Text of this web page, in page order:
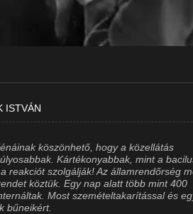
ISTVÁN
köszönhető, hogy a közellátás
Kártékonyabbak, mint a
reakciót szolgálják! Az államrendőrség
köztük. Egy nap alatt több mint 400
Most szemételtakarítással és
bűneikért.